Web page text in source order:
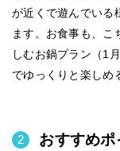
が近くで遊んでいる
ます。お食事も、こ
しむお鍋プラン（1
でゆっくりと楽しめ
おすすめ